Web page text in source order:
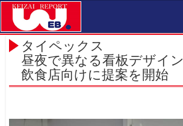
タイペックス
昼夜で異なる看板デザイン
飲食店向けに提案を開始